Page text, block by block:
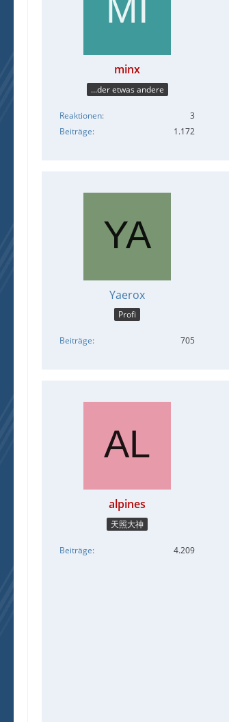
minx
...der etwas andere
Reaktionen
3
Beiträge
1.172
Yaerox
Profi
Beiträge 705
alpines
天照大神
Beiträge 4.209